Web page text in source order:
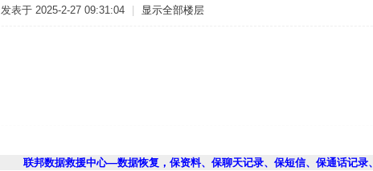
发表于 2025-2-27 09:31:04 显示全部楼层
联邦数据救援中心—数据恢复，保资料、保聊天记录、保短信、保通话记录